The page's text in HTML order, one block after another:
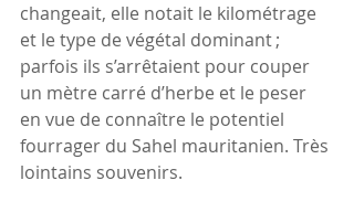
changeait, elle notait le kilométrage
et le type de végétal dominant ;
parfois ils s’arrêtaient pour couper
un mètre carré d’herbe et le peser
en vue de connaître le potentiel
fourrager du Sahel mauritanien. Très
lointains souvenirs.